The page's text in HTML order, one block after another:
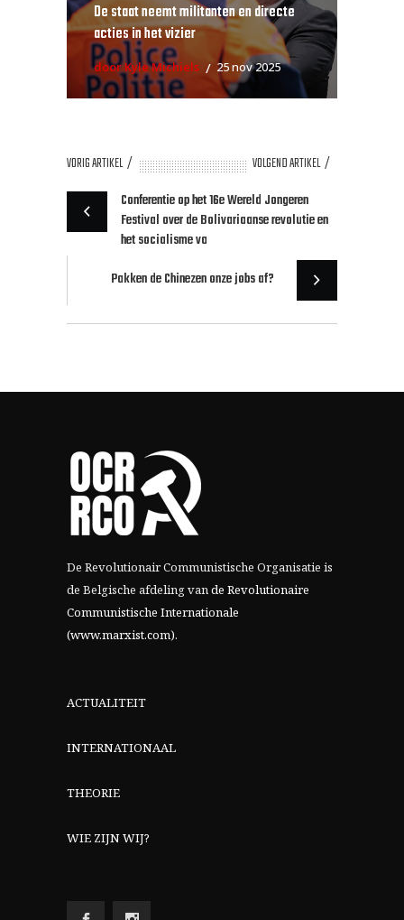
De staat neemt militanten en directe
acties in het vizier
door Kyle Michiels 25 nov 2025
VORIG ARTIKEL
VOLGEND ARTIKEL
Conferentie op het 16e Wereld Jongeren
Festival over de Bolivariaanse revolutie en
het socialisme va
Pakken de Chinezen onze jobs af?
De Revolutionair Communistische Organisatie is
de Belgische afdeling vande Revolutionaire
Communistische Internationale
(www.marxist.com).
ACTUALITEIT
INTERNATIONAAL
THEORIE
WIE ZIJN WIJ?